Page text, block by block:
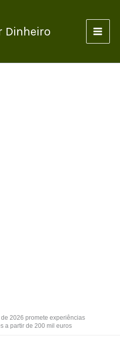
Dinheiro
2026 promete experiências
a partir de 200 mil euros